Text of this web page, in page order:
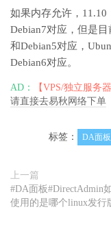
如果内存允许，11.10
Debian7对应，但是目
和Debian5对应，
Debian6对应。
AD： 【VPS/独立服务
请直接去易秋网络下单
标签： DA面板
上一篇
#DA面板#DirectAdmin
使用的是哪个linux发行